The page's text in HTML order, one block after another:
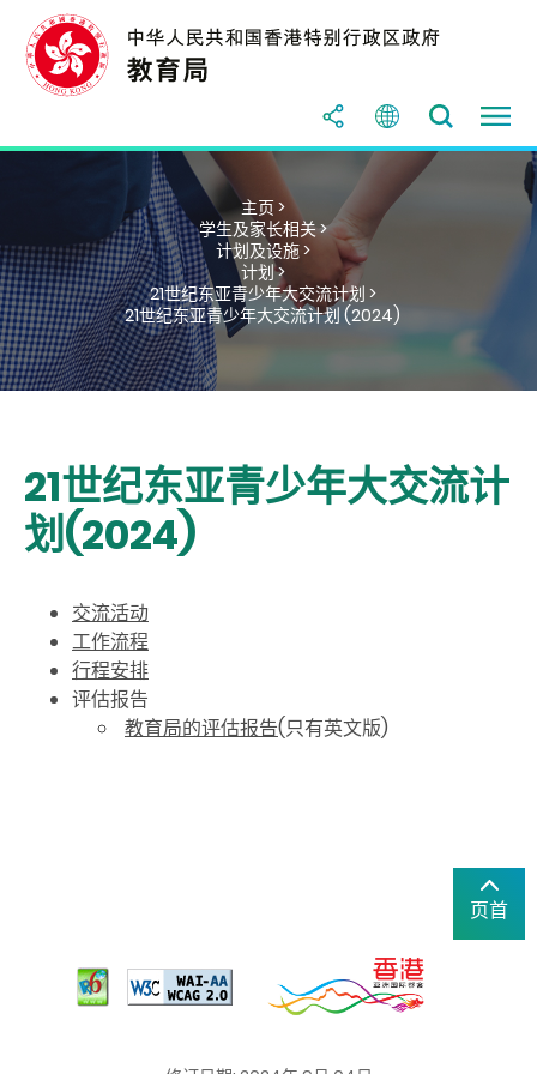
主页 >
学生及家长相关 >
计划及设施 >
计划 >
21世纪东亚青少年大交流计划 >
21世纪东亚青少年大交流计划 (2024)
21世纪东亚青少年大交流计
划(2024)
交流活动
工作流程
行程安排
评估报告
教育局的评估报告(只有英文版)
页首